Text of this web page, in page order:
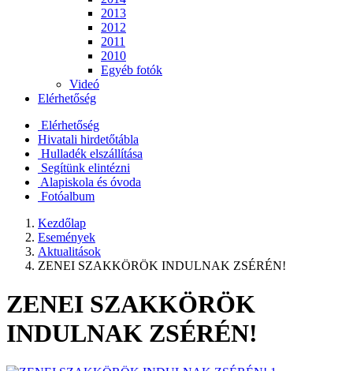
2013
2012
2011
2010
Egyéb fotók
Videó
Elérhetőség
Elérhetőség
Hivatali hirdetőtábla
Hulladék elszállítása
Segítünk elintézni
Alapiskola és óvoda
Fotóalbum
Kezdőlap
Események
Aktualitások
ZENEI SZAKKÖRÖK INDULNAK ZSÉRÉN!
ZENEI SZAKKÖRÖK
INDULNAK ZSÉRÉN!